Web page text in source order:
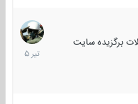
برگزیده سایت
16
تیر
1405